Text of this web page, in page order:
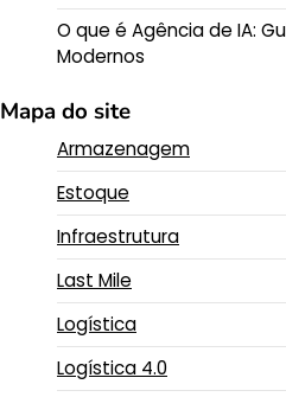
O que é Agência de IA:
Modernos
Mapa do site
Armazenagem
Estoque
Infraestrutura
Last Mile
Logística
Logística 4.0